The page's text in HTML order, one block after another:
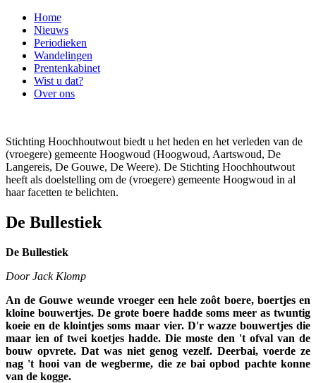
Home
Nieuws
Periodieken
Wandelingen
Prentenkabinet
Wist u dat?
Over ons
Stichting Hoochhoutwout biedt u het heden en het verleden van de
(vroegere) gemeente Hoogwoud (Hoogwoud, Aartswoud, De
Langereis, De Gouwe, De Weere). De Stichting Hoochhoutwout
heeft als doelstelling om de (vroegere) gemeente Hoogwoud in al
haar facetten te belichten.
De Bullestiek
De Bullestiek
Door Jack Klomp
An de Gouwe weunde vroeger een hele zoôt boere, boertjes en
kloine bouwertjes. De grote boere hadde soms meer as twuntig
koeie en de klointjes soms maar vier. D'r wazze bouwertjes die
maar ien of twei koetjes hadde. Die moste den 't ofval van de
bouw opvrete. Dat was niet genog vezelf. Deerbai, voerde ze
nag 't hooi van de wegberme, die ze bai opbod pachte konne
van de kogge.